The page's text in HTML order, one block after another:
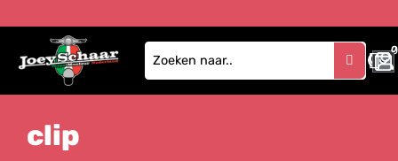
0
0
clip